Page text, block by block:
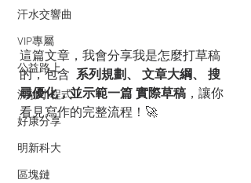
汗水交響曲
VIP專屬
公益路上
測驗小程式
好康分享
明新科大
區塊鏈
這篇文章，我會分享我是怎麼打草稿
的，包含 系列規劃、 文章大綱、 搜
尋優化，並示範一篇 實際草稿 ，讓你
看見寫作的完整流程！🚀